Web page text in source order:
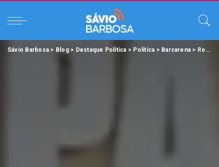
Sávio Barbosa > Blog> Destaque Política > Política > Barcarena > Renato Ogawa entrega à Câmara quatro projetos de Lei de grande importância, incluindo o programa “Cuida Barcarena” de renda emergencial.